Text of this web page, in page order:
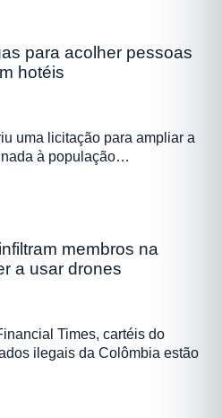
para acolher pessoas
hotéis
uma licitação para ampliar a
à população…
membros na
a usar drones
Times, cartéis do
ilegais da Colômbia estão